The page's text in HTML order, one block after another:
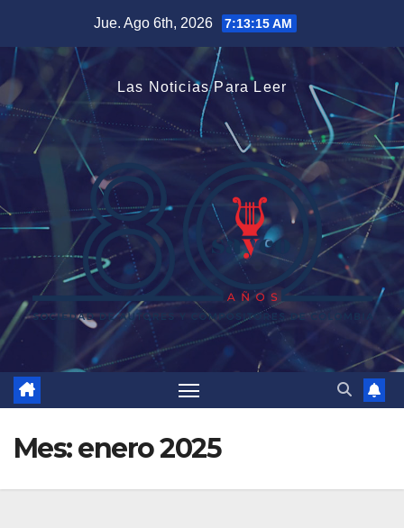
contenido
Jue. Ago 6th, 2026 7:13:16 AM
Las Noticias Para Leer
Mes:enero 2025